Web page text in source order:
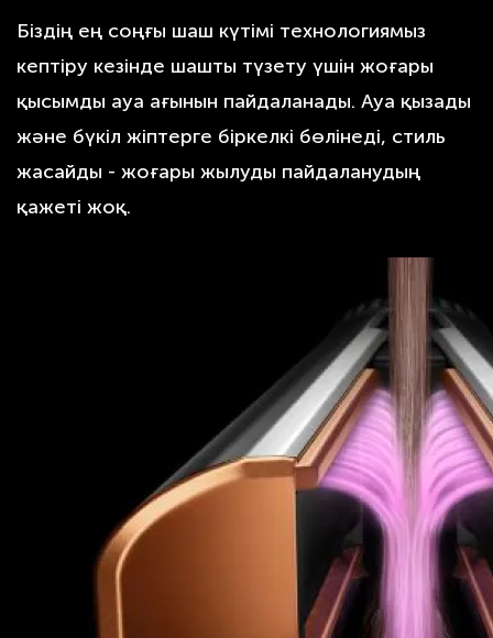
Біздің ең соңғы шаш күтімі технологиямыз
кептіру кезінде шашты түзету үшін жоғары
қысымды ауа ағынын пайдаланады. Ауа қызады
және бүкіл жіптерге біркелкі бөлінеді, стиль
жасайды - жоғары жылуды пайдаланудың
қажеті жоқ.